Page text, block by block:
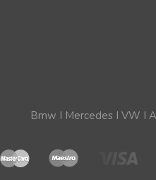
Bmw I Mercedes I VW I